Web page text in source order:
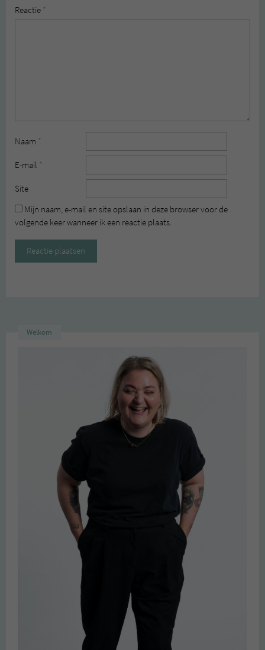
Reactie *
Naam *
E-mail *
Site
Mijn naam, e-mail en site opslaan in deze browser voor de
volgende keer wanneer ik een reactie plaats.
Welkom